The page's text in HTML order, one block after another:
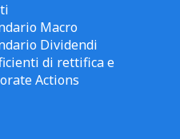
Macro
Dividendi
di rettifica e
Actions